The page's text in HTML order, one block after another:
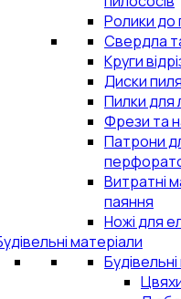
Ролики до
Свердла
Круги
Диски
Пилки для
Фрези та
Патрони
Витратні
паяння
Ножі для
матеріали